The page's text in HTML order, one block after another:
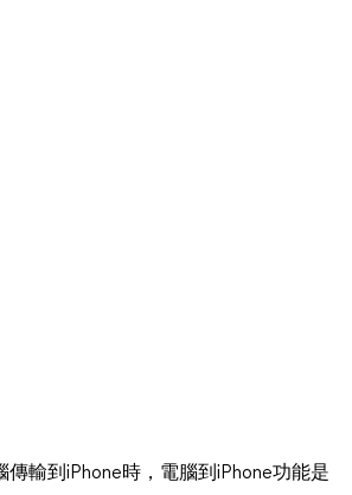
輸到iPhone時，電腦到iPhone功能是